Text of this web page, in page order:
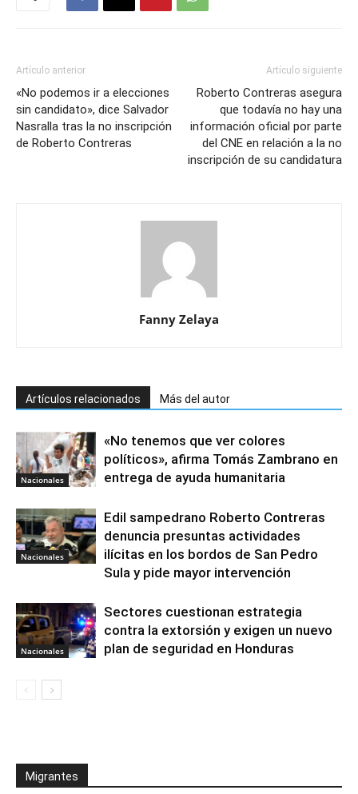
Artículo anterior
«No podemos ir a elecciones
sin candidato», dice Salvador
Nasralla tras la no inscripción
de Roberto Contreras
Artículo siguiente
Roberto Contreras asegura
que todavía no hay una
información oficial por parte
del CNE en relación a la no
inscripción de su candidatura
Fanny Zelaya
Artículos relacionados Más del autor
Nacionales
«No tenemos que ver colores
políticos», afirma Tomás Zambrano en
entrega de ayuda humanitaria
Nacionales
Edil sampedrano Roberto Contreras
denuncia presuntas actividades
ilícitas en los bordos de San Pedro
Sula y pide mayor intervención
Nacionales
Sectores cuestionan estrategia
contra la extorsión y exigen un nuevo
plan de seguridad en Honduras
Migrantes